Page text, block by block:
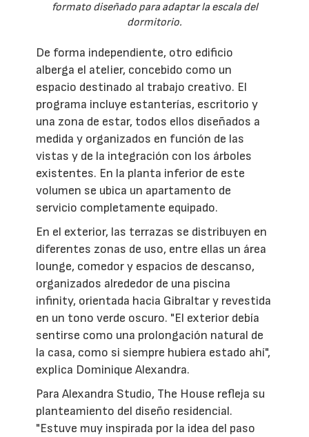
formato diseñado para adaptar la escala del
dormitorio.
De forma independiente, otro edificio
alberga el atelier, concebido como un
espacio destinado al trabajo creativo. El
programa incluye estanterías, escritorio y
una zona de estar, todos ellos diseñados a
medida y organizados en función de las
vistas y de la integración con los árboles
existentes. En la planta inferior de este
volumen se ubica un apartamento de
servicio completamente equipado.
En el exterior, las terrazas se distribuyen en
diferentes zonas de uso, entre ellas un área
lounge, comedor y espacios de descanso,
organizados alrededor de una piscina
infinity, orientada hacia Gibraltar y revestida
en un tono verde oscuro. "El exterior debía
sentirse como una prolongación natural de
la casa, como si siempre hubiera estado ahí",
explica Dominique Alexandra.
Para Alexandra Studio, The House refleja su
planteamiento del diseño residencial.
"Estuve muy inspirada por la idea del paso